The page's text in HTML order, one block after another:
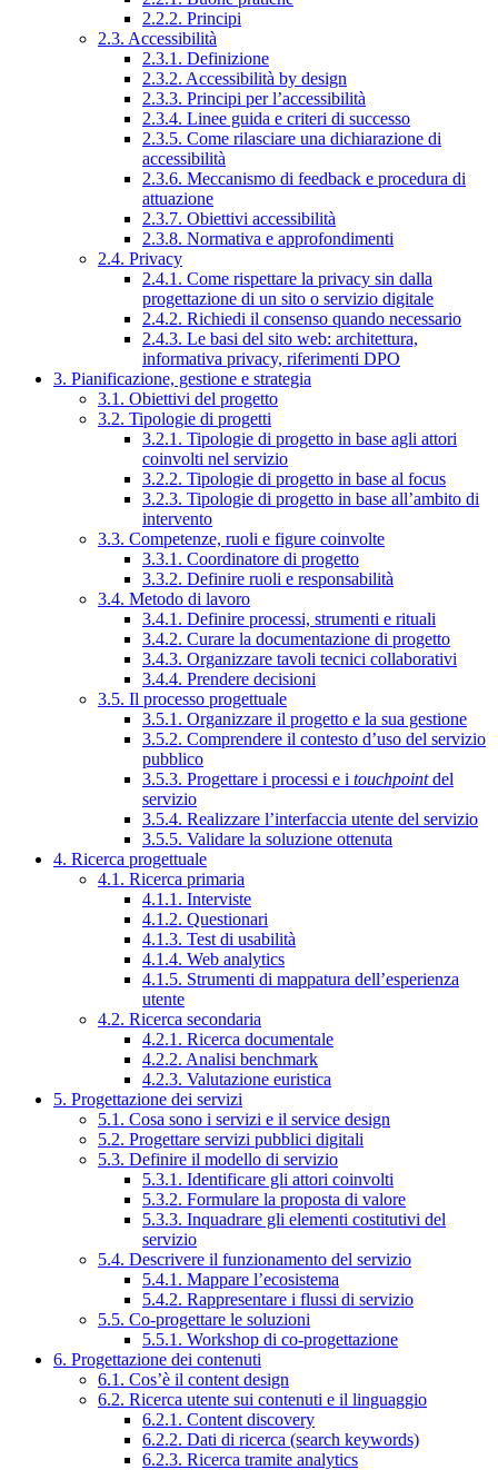
2.2.2. Principi
2.3. Accessibilità
2.3.1. Definizione
2.3.2. Accessibilità by design
2.3.3. Principi per l’accessibilità
2.3.4. Linee guida e criteri di successo
2.3.5. Come rilasciare una dichiarazione di
accessibilità
2.3.6. Meccanismo di feedback e procedura di
attuazione
2.3.7. Obiettivi accessibilità
2.3.8. Normativa e approfondimenti
2.4. Privacy
2.4.1. Come rispettare la privacy sin dalla
progettazione di un sito o servizio digitale
2.4.2. Richiedi il consenso quando necessario
2.4.3. Le basi del sito web: architettura,
informativa privacy, riferimenti DPO
3. Pianificazione, gestione e strategia
3.1. Obiettivi del progetto
3.2. Tipologie di progetti
3.2.1. Tipologie di progetto in base agli attori
coinvolti nel servizio
3.2.2. Tipologie di progetto in base al focus
3.2.3. Tipologie di progetto in base all’ambito di
intervento
3.3. Competenze, ruoli e figure coinvolte
3.3.1. Coordinatore di progetto
3.3.2. Definire ruoli e responsabilità
3.4. Metodo di lavoro
3.4.1. Definire processi, strumenti e rituali
3.4.2. Curare la documentazione di progetto
3.4.3. Organizzare tavoli tecnici collaborativi
3.4.4. Prendere decisioni
3.5. Il processo progettuale
3.5.1. Organizzare il progetto e la sua gestione
3.5.2. Comprendere il contesto d’uso del servizio
pubblico
3.5.3. Progettare i processi e i touchpointdel
servizio
3.5.4. Realizzare l’interfaccia utente del servizio
3.5.5. Validare la soluzione ottenuta
4. Ricerca progettuale
4.1. Ricerca primaria
4.1.1. Interviste
4.1.2. Questionari
4.1.3. Test di usabilità
4.1.4. Web analytics
4.1.5. Strumenti di mappatura dell’esperienza
utente
4.2. Ricerca secondaria
4.2.1. Ricerca documentale
4.2.2. Analisi benchmark
4.2.3. Valutazione euristica
5. Progettazione dei servizi
5.1. Cosa sono i servizi e il service design
5.2. Progettare servizi pubblici digitali
5.3. Definire il modello di servizio
5.3.1. Identificare gli attori coinvolti
5.3.2. Formulare la proposta di valore
5.3.3. Inquadrare gli elementi costitutivi del
servizio
5.4. Descrivere il funzionamento del servizio
5.4.1. Mappare l’ecosistema
5.4.2. Rappresentare i flussi di servizio
5.5. Co-progettare le soluzioni
5.5.1. Workshop di co-progettazione
6. Progettazione dei contenuti
6.1. Cos’è il content design
6.2. Ricerca utente sui contenuti e il linguaggio
6.2.1. Content discovery
6.2.2. Dati di ricerca (search keywords)
6.2.3. Ricerca tramite analytics